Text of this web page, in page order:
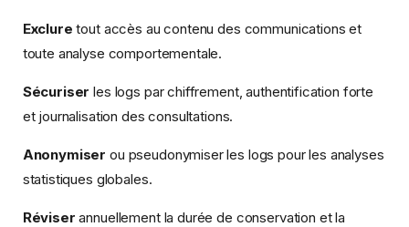
Exclure tout accès au contenu des communications et
toute analyse comportementale.
Sécuriser les logs par chiffrement, authentification forte
et journalisation des consultations.
Anonymiser ou pseudonymiser les logs pour les analyses
statistiques globales.
Réviser annuellement la durée de conservation et la